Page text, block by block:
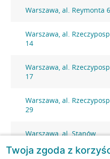
Warszawa, al. Reymonta 6
Warszawa, al.
14
Warszawa, al.
17
Warszawa, al.
29
Warszawa, al. Stanów
Twoja zgoda z